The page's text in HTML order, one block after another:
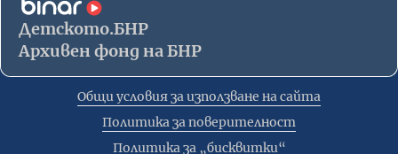
Детското.БНР
Архивен фонд на БНР
Общи условия за използване на сайта
Политика за поверителност
Политика за „бисквитки“